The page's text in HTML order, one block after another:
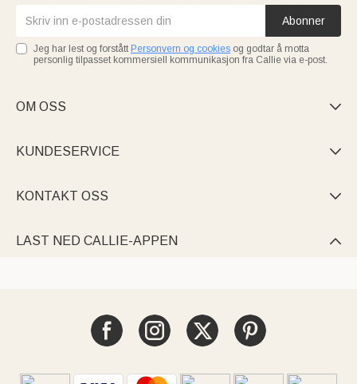
Abonner
Jeg har lest og forstått Personvern og cookies og godtar å motta
personlig tilpasset kommersiell kommunikasjon fra Callie via e-post.
OM OSS 
KUNDESERVICE 
KONTAKT OSS 
LAST NED CALLIE-APPEN 